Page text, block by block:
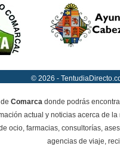
© 2026 -
Comarca donde podrás
actual y noticias acerca de
ocio, farmacias, consultorías,
agencias de viaje,